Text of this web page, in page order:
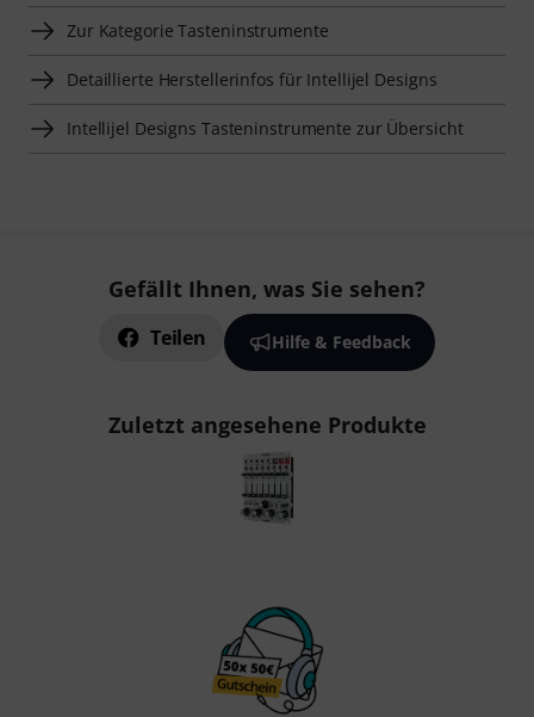
Zur Kategorie Tasteninstrumente
Detaillierte Herstellerinfos für Intellijel Designs
Intellijel Designs Tasteninstrumente zur Übersicht
Gefällt Ihnen, was Sie sehen?
Teilen Hilfe & Feedback
Zuletzt angesehene Produkte